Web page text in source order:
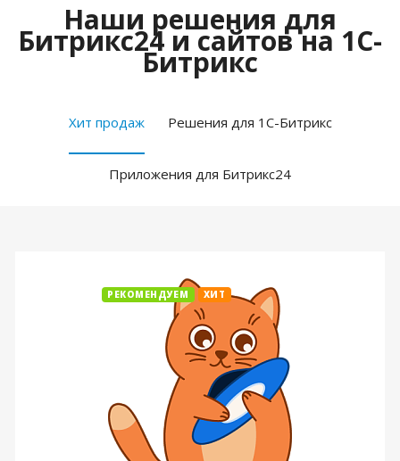
Наши решения для
Битрикс24 и сайтов на 1С-
Битрикс
Хит продаж Решения для 1С-Битрикс
Приложения для Битрикс24
РЕКОМЕНДУЕМ ХИТ